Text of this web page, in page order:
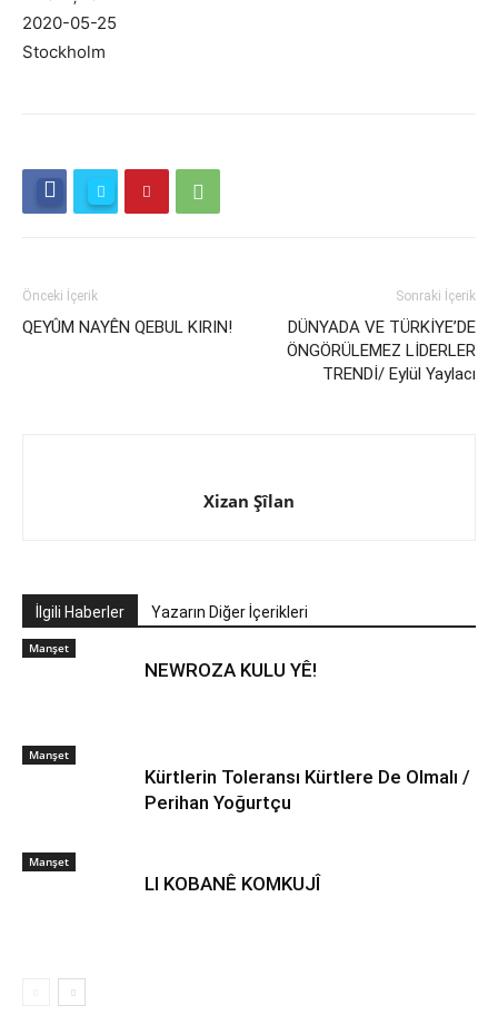
2020-05-25
Stockholm
Önceki İçerik
QEYÛM NAYÊN QEBUL KIRIN!
Sonraki İçerik
DÜNYADA VE TÜRKİYE’DE
ÖNGÖRÜLEMEZ LİDERLER
TRENDİ/ Eylül Yaylacı
Xizan Şîlan
İlgili Haberler Yazarın Diğer İçerikleri
Manşet
NEWROZA KULU YÊ!
Manşet
Kürtlerin Toleransı Kürtlere De Olmalı /
Perihan Yoğurtçu
Manşet
LI KOBANÊ KOMKUJÎ